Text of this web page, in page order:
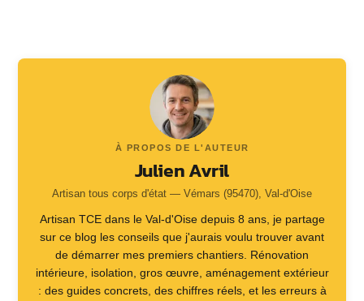
À PROPOS DE L'AUTEUR
Julien Avril
Artisan tous corps d'état — Vémars (95470), Val-d'Oise
Artisan TCE dans le Val-d'Oise depuis 8 ans, je partage
sur ce blog les conseils que j'aurais voulu trouver avant
de démarrer mes premiers chantiers. Rénovation
intérieure, isolation, gros œuvre, aménagement extérieur
: des guides concrets, des chiffres réels, et les erreurs à